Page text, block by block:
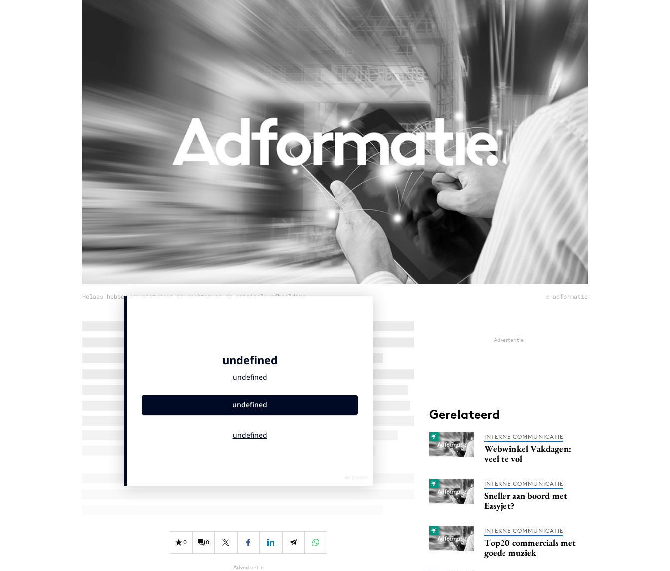
Influencer marketing
Interne communicatie
Purpose Marketing
Reputatie & crisis
Helaas hebben we niet meer de rechten op de originele afbeelding © adformatie
0 0
Advertentie
Advertentie
Gerelateerd
INTERNE COMMUNICATIE
Webwinkel Vakdagen:
veel te vol
INTERNE COMMUNICATIE
Sneller aan boord met
Easyjet?
INTERNE COMMUNICATIE
Top20 commercials met
goede muziek